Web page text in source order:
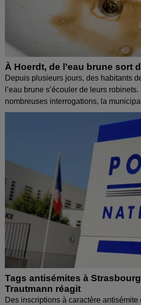
À Hoerdt, de l’eau brune sort
Depuis plusieurs jours, des habitants
l’eau brune s’écouler de leurs
nombreuses interrogations, la
Tags antisémites à
Trautmann réagit
Des inscriptions à caractère antisémite